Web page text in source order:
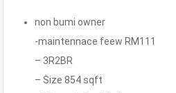
non bumi owner
-maintennace feew RM111
– 3R2BR
– Size 854 sqft